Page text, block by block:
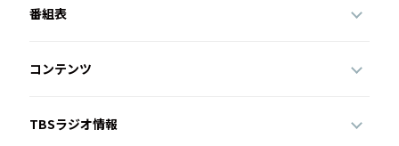
番組表
コンテンツ
TBSラジオ情報